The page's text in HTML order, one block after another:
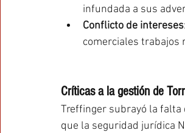
infundada a sus
Conflicto de intereses
comerciales trabajos
Críticas a la gestión de
Treffinger subrayó la falta
que la seguridad jurídica